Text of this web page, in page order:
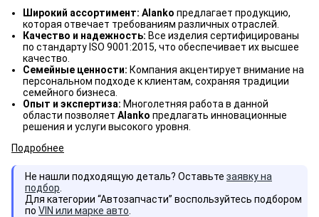
Широкий ассортимент: Alanko предлагает продукцию,
которая отвечает требованиям различных отраслей.
Качество и надежность: Все изделия сертифицированы
по стандарту ISO 9001:2015, что обеспечивает их высшее
качество.
Семейные ценности: Компания акцентирует внимание на
персональном подходе к клиентам, сохраняя традиции
семейного бизнеса.
Опыт и экспертиза: Многолетняя работа в данной
области позволяет Alanko предлагать инновационные
решения и услуги высокого уровня.
Подробнее
Не нашли подходящую деталь? Оставьте заявку на
подбор
Для категории “Автозапчасти” воспользуйтесь подбором
по VIN или марке авто